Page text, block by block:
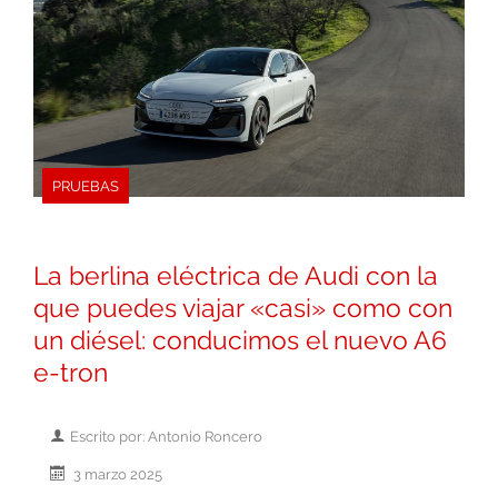
PRUEBAS
La berlina eléctrica de Audi con la
que puedes viajar «casi» como con
un diésel: conducimos el nuevo A6
e-tron
Escrito por: Antonio Roncero
3 marzo 2025